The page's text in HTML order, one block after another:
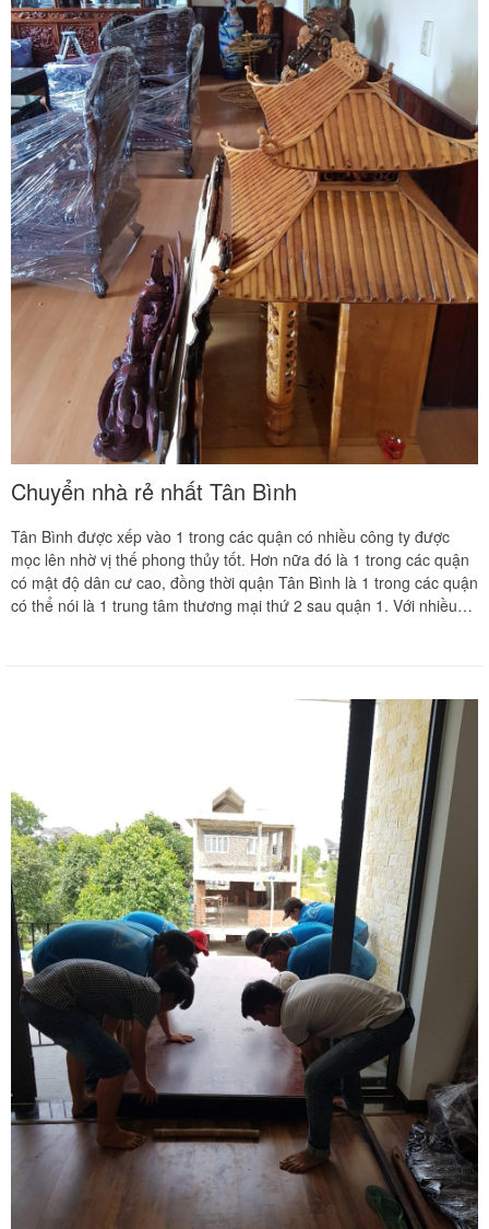
Chuyển nhà rẻ nhất Tân Bình
Tân Bình được xếp vào 1 trong các quận có nhiều công ty được
mọc lên nhờ vị thế phong thủy tốt. Hơn nữa đó là 1 trong các quận
có mật độ dân cư cao, đồng thời quận Tân Bình là 1 trong các quận
có thể nói là 1 trung tâm thương mại thứ 2 sau quận 1. Với nhiều
cung cấp dịch vụ Chuyển Nhà Rẻ Nhất Tân Bình và nhiều dịch vụ
khác đi kèm, nhằm tạo điều kiện cho khách hàng chuyển nhà, dọn